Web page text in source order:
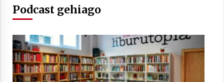
Zebrabidearen denboraldi amaiera
EHZtik
Podcast gehiago